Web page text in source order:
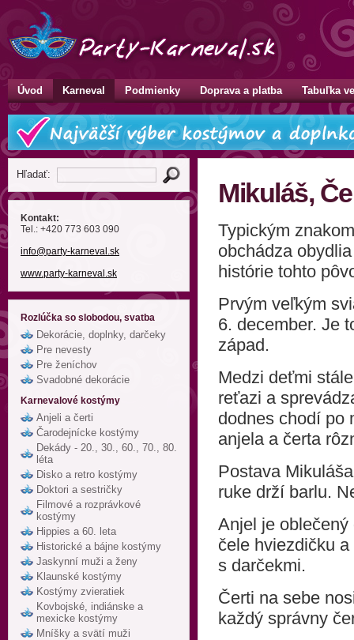
Úvod Karneval Podmienky Doprava a platba Tabuľka
Hľadať:
Kontakt:
Tel.: +420 773 603 090
info@party-karneval .sk
www.party-karneval.sk
Rozlúčka so slobodou, svatba
Dekorácie, doplnky, darčeky
Pre nevesty
Pre ženíchov
Svadobné dekorácie
Karnevalové kostýmy
Anjeli a čerti
Čarodejnícke kostýmy
Dekády - 20., 30., 60., 70., 80.
léta
Disko a retro kostýmy
Doktori a sestričky
Filmové a rozprávkové
kostýmy
Hippies a 60. leta
Historické a bájne kostýmy
Jaskynní muži a ženy
Klaunské kostýmy
Kostýmy zvieratiek
Kovbojské, indiánske a
mexicke kostýmy
Mníšky a svätí muži
Mikuláš,
Typickým
obchádza
histórie tohto
Prvým veľkým
6. december. Je
západ.
Medzi deťmi
reťazi a
dodnes chodí po
anjela a čerta
Postava
ruke drží barlu.
Anjel je
čele hviezdičku
s darčekmi.
Čerti na sebe
každý správny